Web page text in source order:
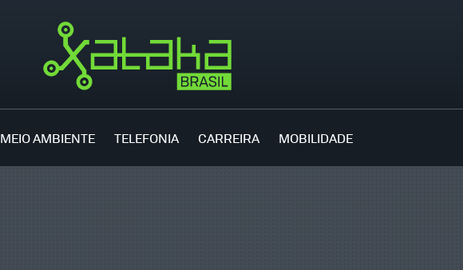
MEIO AMBIENTE TELEFONIA CARREIRA MOBILIDADE